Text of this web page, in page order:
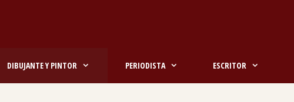
DIBUJANTE Y PINTOR PERIODISTA ESCRITOR